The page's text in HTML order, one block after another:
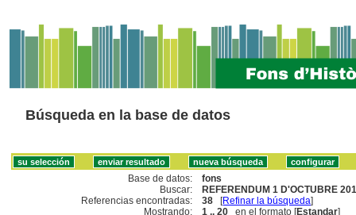
Búsqueda en la base de datos
Base de datos:
fons
Buscar:
REFERENDUM 1 D'OCTUBRE
Referencias encontradas:
38 [Refinar la búsqueda]
Mostrando:
1 .. 20 en el formato [Estandar]